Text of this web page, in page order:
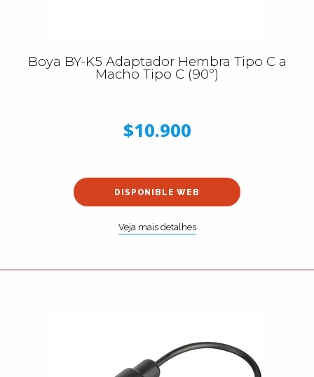
Boya BY-K5 Adaptador Hembra Tipo C a
Macho Tipo C (90º)
$10.900
DISPONIBLE WEB
Veja mais detalhes